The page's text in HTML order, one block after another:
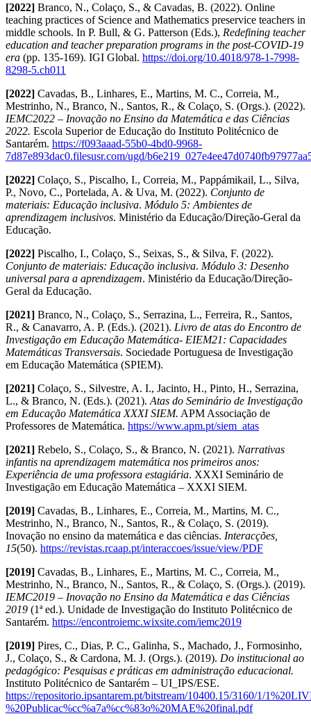
[2022] Branco, N., Colaço, S., & Cavadas, B. (2022). Online
teaching practices of Science and Mathematics preservice teachers in
middle schools. In P. Bull, & G. Patterson (Eds.), Redefining teacher
education and teacher preparation programs in the post-COVID-19
era (pp. 135-169). IGI Global. https://doi.org/10.4018/978-1-7998-
8298-5.ch011
[2022] Cavadas, B., Linhares, E., Martins, M. C., Correia, M.,
Mestrinho, N., Branco, N., Santos, R., & Colaço, S. (Orgs.). (2022).
IEMC2022 – Inovação no Ensino da Matemática e das Ciências
2022. Escola Superior de Educação do Instituto Politécnico de
Santarém. https://f093aaad-55b0-4bd0-9968-
7d87e893dac0.filesusr.com/ugd/
[2022] Colaço, S., Piscalho, I., Correia, M., Pappámikail, L., Silva,
P., Novo, C., Portelada, A. & Uva, M. (2022). Conjunto de
materiais: Educação inclusiva. Módulo 5: Ambientes de
aprendizagem inclusivos. Ministério da Educação/Direção-Geral da
Educação.
[2022] Piscalho, I., Colaço, S., Seixas, S., & Silva, F. (2022).
Conjunto de materiais: Educação inclusiva. Módulo 3: Desenho
universal para a aprendizagem. Ministério da Educação/Direção-
Geral da Educação.
[2021] Branco, N., Colaço, S., Serrazina, L., Ferreira, R., Santos,
R., & Canavarro, A. P. (Eds.). (2021). Livro de atas do Encontro de
Investigação em Educação Matemática- EIEM21: Capacidades
Matemáticas Transversais. Sociedade Portuguesa de Investigação
em Educação Matemática (SPIEM).
[2021] Colaço, S., Silvestre, A. I., Jacinto, H., Pinto, H., Serrazina,
L., & Branco, N. (Eds.). (2021). Atas do Seminário de Investigação
em Educação Matemática XXXI SIEM. APM Associação de
Professores de Matemática. https://www.apm.pt/siem_atas
[2021] Rebelo, S., Colaço, S., & Branco, N. (2021). Narrativas
infantis na aprendizagem matemática nos primeiros anos:
Experiência de uma professora estagiária. XXXI Seminário de
Investigação em Educação Matemática – XXXI SIEM.
[2019] Cavadas, B., Linhares, E., Correia, M., Martins, M. C.,
Mestrinho, N., Branco, N., Santos, R., & Colaço, S. (2019).
Inovação no ensino da matemática e das ciências. Interacções,
15(50). https://revistas.rcaap.pt/interaccoes/issue/view/PDF
[2019] Cavadas, B., Linhares, E., Martins, M. C., Correia, M.,
Mestrinho, N., Branco, N., Santos, R., & Colaço, S. (Orgs.). (2019).
IEMC2019 – Inovação no Ensino da Matemática e das Ciências
2019 (1ª ed.). Unidade de Investigação do Instituto Politécnico de
Santarém. https://encontroiemc.wixsite.com/iemc2019
[2019] Pires, C., Dias, P. C., Galinha, S., Machado, J., Formosinho,
J., Colaço, S., & Cardona, M. J. (Orgs.). (2019). Do institucional ao
pedagógico: Pesquisas e práticas em administração educacional.
Instituto Politécnico de Santarém – UI_IPS/ESE.
https://repositorio.ipsantarem.pt/bitstream/10400.15/3160/1/
%20Publicac%cc%a7a%cc%83o%20MAE%20final.pdf